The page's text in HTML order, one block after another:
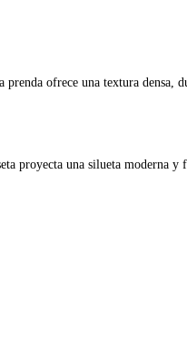
ofrece una textura densa,
proyecta una silueta moderna